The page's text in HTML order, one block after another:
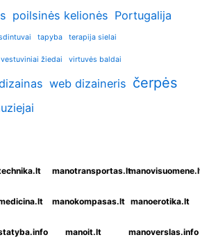
poilsinės kelionės Portugalija
tapyba terapija sielai
vestuviniai žiedai virtuvės baldai
web dizaineris čerpės
manotransportas.lt
manokompasas.lt manoerotika.lt
manoit.lt manoverslas.info